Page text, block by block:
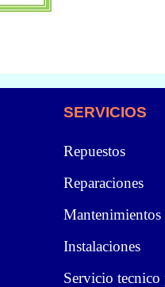
Repuestos
Reparaciones
Mantenimientos
Instalaciones
Servicio
SERVICIOS